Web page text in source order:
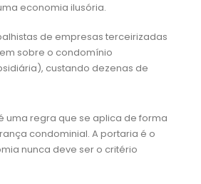
economia ilusória.
de empresas terceirizadas
sobre o condomínio
custando dezenas de
uma regra que se aplica de forma
condominial. A portaria é o
nunca deve ser o critério